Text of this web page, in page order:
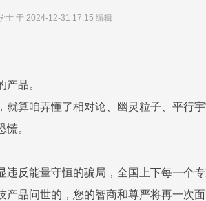
士 于 2024-12-31 17:15 编辑
品。
算咱弄懂了相对论、幽灵粒子、平行
。
反能量守恒的骗局，全国上下每一个专
品问世的，您的智商和尊严将再一次面